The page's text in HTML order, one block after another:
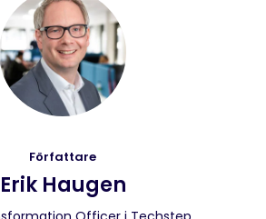
Författare
Erik Haugen